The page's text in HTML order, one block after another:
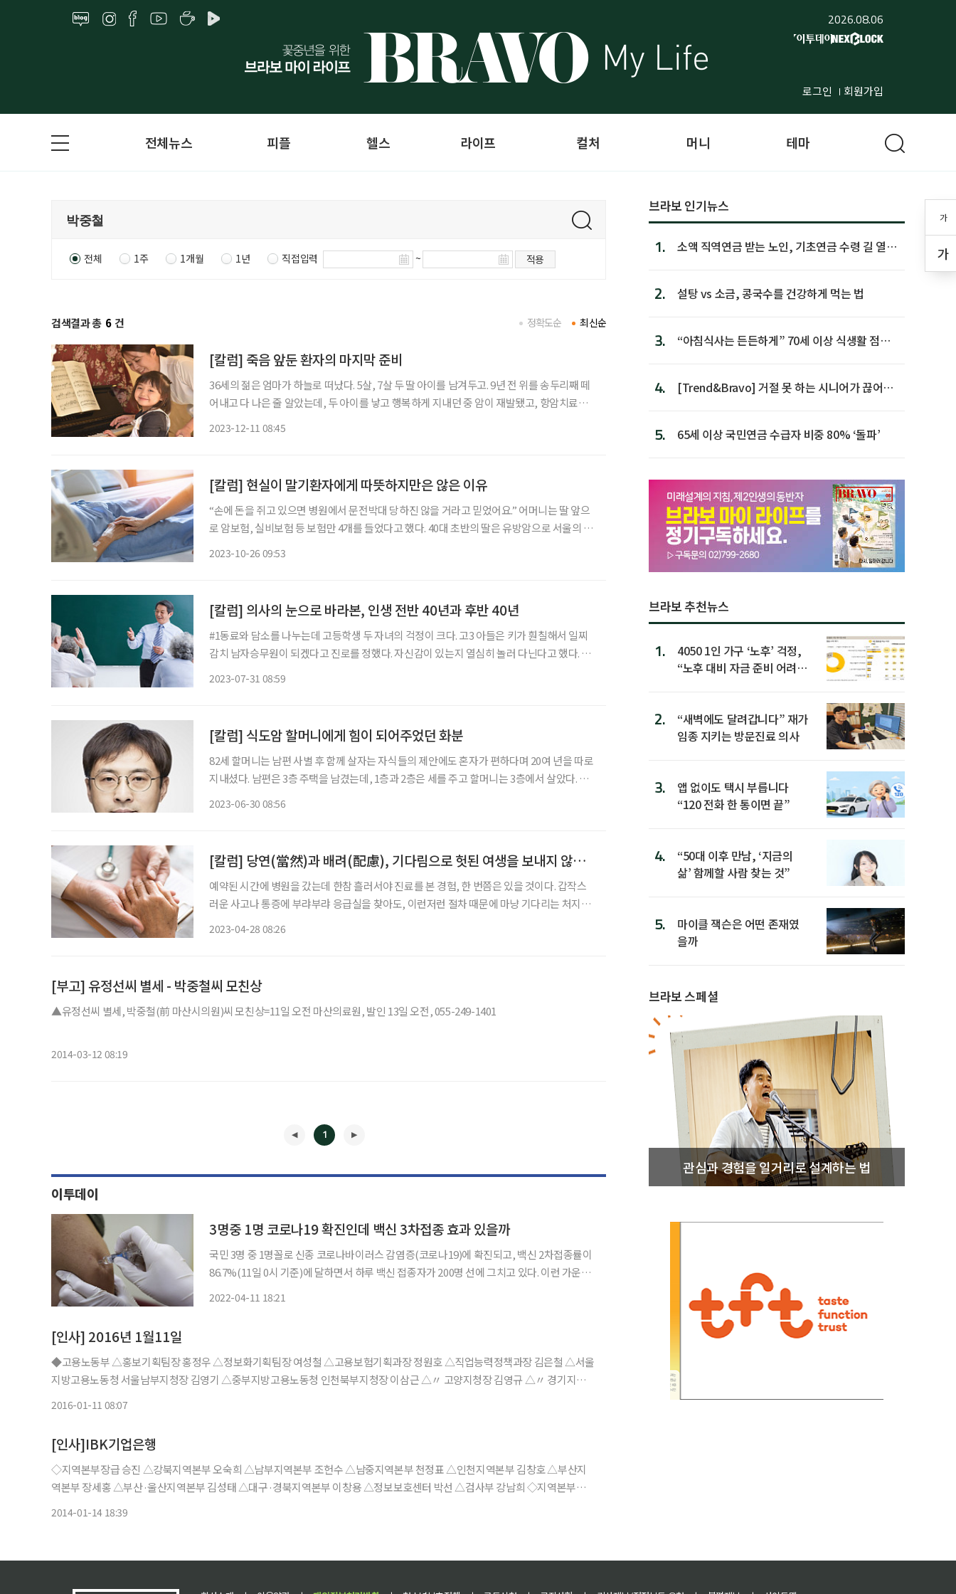
2026.08.06
로그인 회원가입
가
가
전체뉴스 피플 헬스 라이프 컬처 머니 테마
전체 1주 1개월 1년 직접입력 ~ 적용
검색결과 총 6 건 최신순
정확도순
[칼럼] 죽음 앞둔 환자의 마지막 준비
36세의 젊은 엄마가 하늘로 떠났다. 5살, 7살 두 딸 아이를 남겨두고. 9년 전 위를 송두리째 떼
어내고 다 나은 줄 알았는데, 두 아이를 낳고 행복하게 지내던 중 암이 재발됐고, 항암치료에
2023-12-11 08:45
[칼럼] 현실이 말기환자에게 따뜻하지만은 않은 이유
“손에 돈을 쥐고 있으면 병원에서 문전박대 당하진 않을 거라고 믿었어요.” 어머니는 딸 앞으
로 암보험, 실비보험 등 보험만 4개를 들었다고 했다. 40대 초반의 딸은 유방암으로 서울의 대
2023-10-26 09:53
[칼럼] 의사의 눈으로 바라본, 인생 전반 40년과 후반 40년
#1동료와 담소를 나누는데 고등학생 두 자녀의 걱정이 크다. 고3 아들은 키가 훤칠해서 일찌
감치 남자승무원이 되겠다고 진로를 정했다. 자신감이 있는지 열심히 놀러 다닌다고 했다. 반
2023-07-31 08:59
[칼럼] 식도암 할머니에게 힘이 되어주었던 화분
82세 할머니는 남편 사별 후 함께 살자는 자식들의 제안에도 혼자가 편하다며 20여 년을 따로
지내셨다. 남편은 3층 주택을 남겼는데, 1층과 2층은 세를 주고 할머니는 3층에서 살았다. 그
2023-06-30 08:56
[칼럼] 당연(當然)과 배려(配慮), 기다림으로 헛된 여생을 보내지 않도록
예약된 시간에 병원을 갔는데 한참 흘러서야 진료를 본 경험, 한 번쯤은 있을 것이다. 갑작스
러운 사고나 통증에 부랴부랴 응급실을 찾아도, 이런저런 절차 때문에 마냥 기다리는 처지일
2023-04-28 08:26
[부고] 유정선씨 별세 - 박중철씨 모친상
▲유정선씨 별세, 박중철(前 마산시의원)씨 모친상=11일 오전 마산의료원, 발인 13일 오전, 055-249-1401
2014-03-12 08:19
◀
1
▶
이투데이
3명중 1명 코로나19 확진인데 백신 3차접종 효과 있을까
국민 3명 중 1명꼴로 신종 코로나바이러스 감염증(코로나19)에 확진되고, 백신 2차접종률이
86.7%(11일 0시 기준)에 달하면서 하루 백신 접종자가 200명 선에 그치고 있다. 이런 가운데
2022-04-11 18:21
[인사] 2016년 1월11일
◆고용노동부 △홍보기획팀장 홍정우 △정보화기획팀장 여성철 △고용보험기획과장 정원호 △직업능력정책과장 김은철 △서울
지방고용노동청 서울남부지청장 김영기 △중부지방고용노동청 인천북부지청장 이삼근 △〃 고양지청장 김영규 △〃 경기지청
2016-01-11 08:07
[인사]IBK기업은행
◇지역본부장급 승진 △강북지역본부 오숙희 △남부지역본부 조헌수 △남중지역본부 천정표 △인천지역본부 김창호 △부산지
역본부 장세홍 △부산·울산지역본부 김성태 △대구·경북지역본부 이창용 △정보보호센터 박선 △검사부 강남희 ◇지역본부장급
2014-01-14 18:39
브라보 인기뉴스
1.
소액 직역연금 받는 노인, 기초연금 수령 길 열린
2. 설탕 vs 소금, 콩국수를 건강하게 먹는 법
3.
“아침식사는 든든하게” 70세 이상 식생활 점수
4.
[Trend&Bravo] 거절 못 하는 시니어가 끊어야
5. 65세 이상 국민연금 수급자 비중 80% ‘돌파’
브라보 추천뉴스
1.
4050 1인 가구 ‘노후’ 걱정,
“노후 대비 자금 준비 어려
2.
“새벽에도 달려갑니다” 재가
임종 지키는 방문진료 의사
3.
앱 없이도 택시 부릅니다
“120 전화 한 통이면 끝”
4.
“50대 이후 만남, ‘지금의
삶’ 함께할 사람 찾는 것”
5.
마이클 잭슨은 어떤 존재였
을까
브라보 스페셜
관심과 경험을 일거리로 설계하는 법